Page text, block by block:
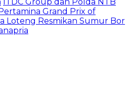
Grand Prix of
Loteng Resmikan Sumur Bor